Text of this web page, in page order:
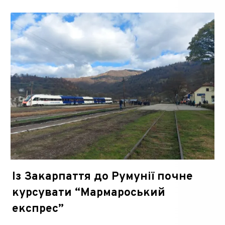
Із Закарпаття до Румунії почне
курсувати “Мармароський
експрес”